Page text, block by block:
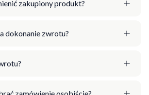
zakupiony produkt?
dokonanie zwrotu?